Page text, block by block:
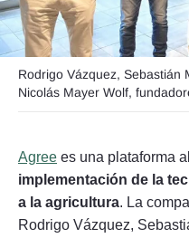
Seguinos
Rodrigo Vázquez, Sebastián
Nicolás Mayer Wolf,
Agree es una plataforma
implementación de la
a la agricultura. La
Rodrigo Vázquez,